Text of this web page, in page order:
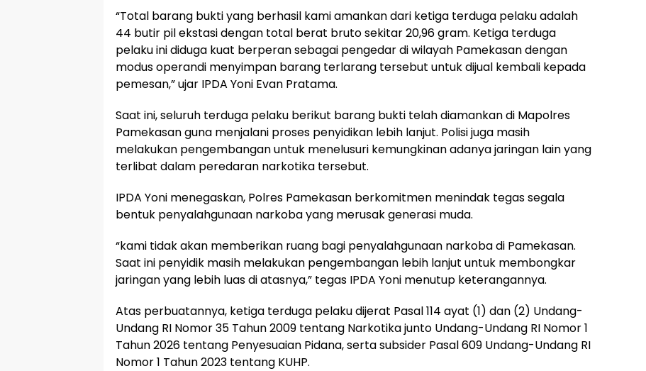
“Total barang bukti yang berhasil kami amankan dari ketiga terduga pelaku adalah
44 butir pil ekstasi dengan total berat bruto sekitar 20,96 gram. Ketiga terduga
pelaku ini diduga kuat berperan sebagai pengedar di wilayah Pamekasan dengan
modus operandi menyimpan barang terlarang tersebut untuk dijual kembali kepada
pemesan,” ujar IPDA Yoni Evan Pratama.
Saat ini, seluruh terduga pelaku berikut barang bukti telah diamankan di Mapolres
Pamekasan guna menjalani proses penyidikan lebih lanjut. Polisi juga masih
melakukan pengembangan untuk menelusuri kemungkinan adanya jaringan lain yang
terlibat dalam peredaran narkotika tersebut.
IPDA Yoni menegaskan, Polres Pamekasan berkomitmen menindak tegas segala
bentuk penyalahgunaan narkoba yang merusak generasi muda.
“kami tidak akan memberikan ruang bagi penyalahgunaan narkoba di Pamekasan.
Saat ini penyidik masih melakukan pengembangan lebih lanjut untuk membongkar
jaringan yang lebih luas di atasnya,” tegas IPDA Yoni menutup keterangannya.
Atas perbuatannya, ketiga terduga pelaku dijerat Pasal 114 ayat (1) dan (2) Undang-
Undang RI Nomor 35 Tahun 2009 tentang Narkotika junto Undang-Undang RI Nomor 1
Tahun 2026 tentang Penyesuaian Pidana, serta subsider Pasal 609 Undang-Undang RI
Nomor 1 Tahun 2023 tentang KUHP.